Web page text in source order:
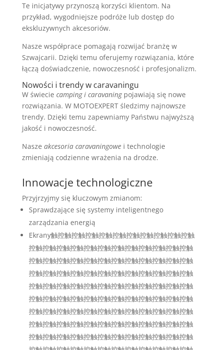
Te inicjatywy przynoszą korzyści klientom. Na
przykład, wygodniejsze podróże lub dostęp do
ekskluzywnych akcesoriów.
Nasze współprace pomagają rozwijać branżę w
Szwajcarii. Dzięki temu oferujemy rozwiązania, które
łączą doświadczenie, nowoczesność i profesjonalizm.
Nowości i trendy w caravaningu
W świecie camping i caravaningpojawiają się nowe
rozwiązania. W MOTOEXPERT śledzimy najnowsze
trendy. Dzięki temu zapewniamy Państwu najwyższą
jakość i nowoczesność.
Nasze akcesoria caravaningowei technologie
zmieniają codzienne wrażenia na drodze.
Innowacje technologiczne
Przyjrzyjmy się kluczowym zmianom:
Sprawdzające się systemy inteligentnego
zarządzania energią
Ekrany触控触控触控触控触控触控触控触控触控触控触
控触控触控触控触控触控触控触控触控触控触控触控触
控触控触控触控触控触控触控触控触控触控触控触控触
控触控触控触控触控触控触控触控触控触控触控触控触
控触控触控触控触控触控触控触控触控触控触控触控触
控触控触控触控触控触控触控触控触控触控触控触控触
控触控触控触控触控触控触控触控触控触控触控触控触
控触控触控触控触控触控触控触控触控触控触控触控触
控触控触控触控触控触控触控触控触控触控触控触控触